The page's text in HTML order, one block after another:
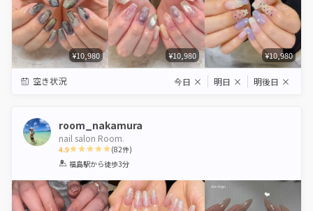
¥10,980 ¥10,980 ¥10,980
空き状況 今日 × 明日 × 明後日 ×
room_nakamura
nail salon Room.
4.9
1 2 3 4 5
(82件)
福島駅から徒歩3分